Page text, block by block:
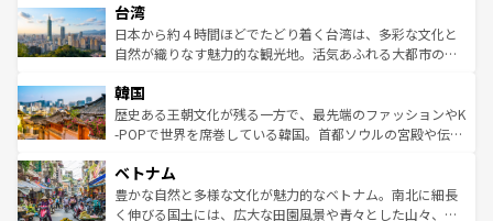
ならではの贅沢な旅のスタイルだ。 なお、新着のアメリカ
情報はコンテンツ一覧を参照してほしい。
れるおもてなしの心で訪れる人々を迎えてくれるハワイの
人々、おいしいローカルフードやハワイアンミュージッ
ク、伝統的なフラダンスなど、すべてがハワイの魅力を彩
ワイを、存分に味わってほしい。 なお、新着のハワイ情報
はコンテンツ一覧を参照してほしい。
リアリーフや大陸中央部にそびえるウルル（エアーズロッ
ク）、タスマニアの美しい原生林やケアンズの熱帯雨林な
ど、見どころがたくさん。また、カフェやワイン、オージ
いる。アクティビティも充実しており、サーフィンやダイ
ビング、ハイキングなど、アウトドア好きにはたまらな
い。オーストラリアの多彩な魅力を存分に味わいつくそ
参照してほしい。
台湾
日本から約４時間ほどでたどり着く台湾は、多彩な文化と
自然が織りなす魅力的な観光地。活気あふれる大都市の台
ン）、静ひつな山岳地帯である台湾東部など、都市の喧騒
と山間の静けさが共存しており、訪れる人に新しい発見と
驚きをもたらしてくれる。また、奥深い台湾の食文化も魅
容にもいいと評判のスイーツなど、バラエティ豊かな料理
が味わえる。 なお、新着の台湾情報は コンテンツ一覧を参
照してほしい。
韓国
歴史ある王朝文化が残る一方で、最先端のファッションやK
-POPで世界を席巻している韓国。首都ソウルの宮殿や伝統
き、地方に足を延ばせば四季折々の自然美を楽しむことが
できる。そして、キムチや焼肉、絶品のストリートフード
まで、さまざまな韓国料理が待っている。夜には、韓国な
ベトナム
豊かな自然と多様な文化が魅力的なベトナム。南北に細長
く伸びる国土には、広大な田園風景や青々とした山々、世